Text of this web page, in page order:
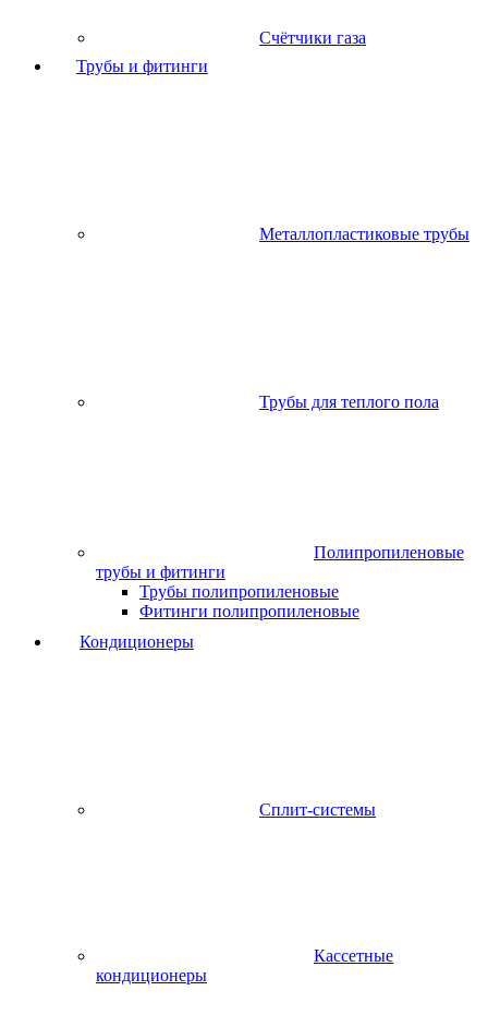
Счётчики газа
Трубы и фитинги
Металлопластиковые трубы
Трубы для теплого пола
Полипропиленовые
трубы и фитинги
Трубы полипропиленовые
Фитинги полипропиленовые
Кондиционеры
Сплит-системы
Кассетные
кондиционеры